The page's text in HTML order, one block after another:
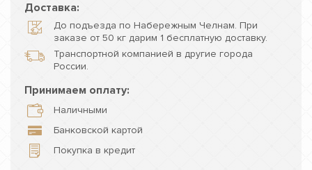
Доставка:
До подъезда по Набережным Челнам. При
заказе от 50 кг дарим 1 бесплатную доставку.
Транспортной компанией в другие города
России.
Принимаем оплату:
Наличными
Банковской картой
Покупка в кредит